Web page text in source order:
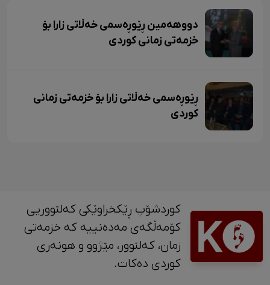
دووهەمین ڕێوڕەسمی خەڵاتی زارا بۆ
خزمەتی زمانی کوردی
ڕێوڕەسمی خەڵاتی زارا بۆ خزمەتی زمانی
کوردی
کوردشۆپ ڕێکخراوێکی کەلتووریی
کۆمەڵگەی مەدەنییە کە خزمەتی
زمان، کەلتوور، مێژوو و ‎هونەری
کوردی دەکات.